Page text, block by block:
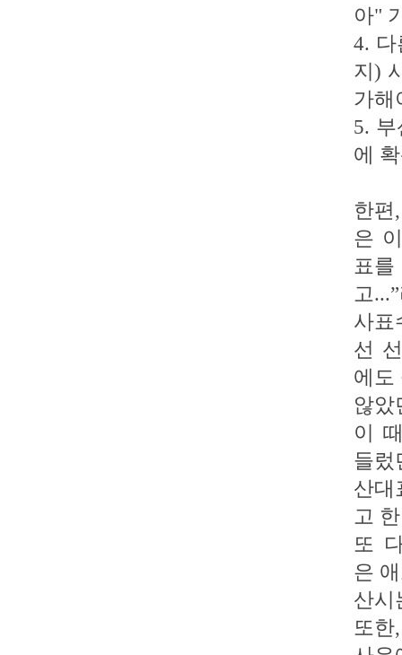
아"
4.
지)
가해
5.
에
한편
은
표를
고
사표
선
에도
않았
이
들렀
산대
고
또
은
산시
또한